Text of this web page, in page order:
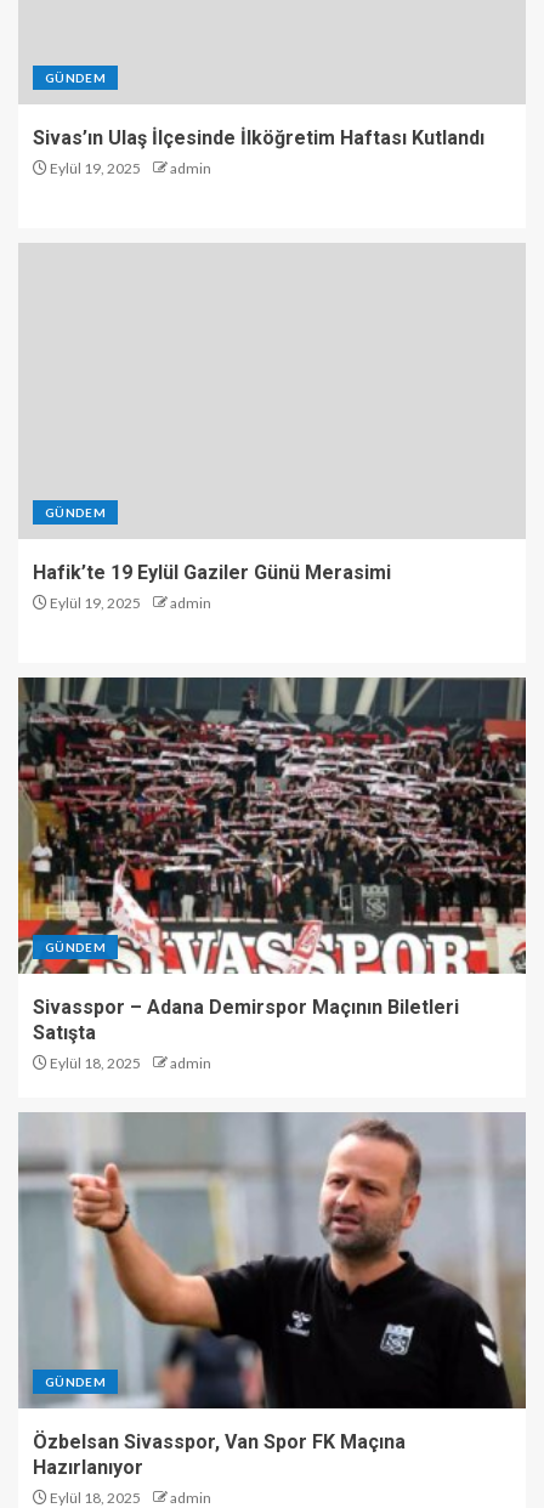
GÜNDEM
Sivas’ın Ulaş İlçesinde İlköğretim Haftası Kutlandı
Eylül 19, 2025 admin
GÜNDEM
Hafik’te 19 Eylül Gaziler Günü Merasimi
Eylül 19, 2025 admin
GÜNDEM
Sivasspor – Adana Demirspor Maçının Biletleri
Satışta
Eylül 18, 2025 admin
GÜNDEM
Özbelsan Sivasspor, Van Spor FK Maçına
Hazırlanıyor
Eylül 18, 2025 admin